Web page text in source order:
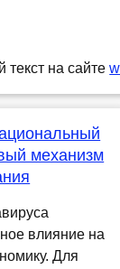
текст на сайте
механизм
влияние на
Для